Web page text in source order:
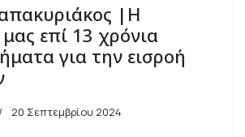
|Η
επί 13 χρόνια
για την εισροή
20 Σεπτεμβρίου 2024